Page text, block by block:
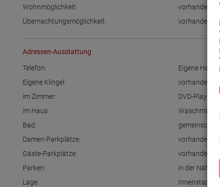
Wohnmöglichkeit:
vorhanden
Übernachtungsmöglichkeit:
vorhanden
Adressen-Ausstattung
Telefon:
Eigene
Eigene Klingel:
vorhanden
im Zimmer:
DVD-Player /
im Haus:
Bad:
Damen-Parkplätze:
vorhanden
Gäste-Parkplätze:
vorhanden
Parken:
in der Nähe
Lage:
Innenstadt